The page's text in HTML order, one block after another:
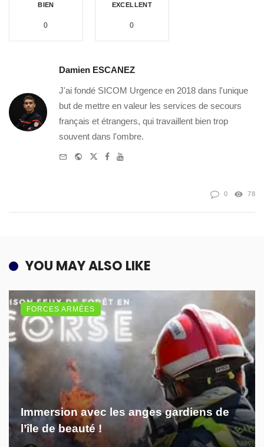
BIEN
0
EXCELLENT
0
Damien ESCANEZ
J'ai fondé SICOM Urgence en 2018 dans l'unique
but de mettre en valeur les services de secours
français et étrangers, qui travaillent bien trop
souvent dans l'ombre.
WebsiteTwitter
Facebook
Youtube
0 78
YOU MAY ALSO LIKE
Immersion avec les anges gardiens de
l’île de beauté !
FORCES ARMÉES